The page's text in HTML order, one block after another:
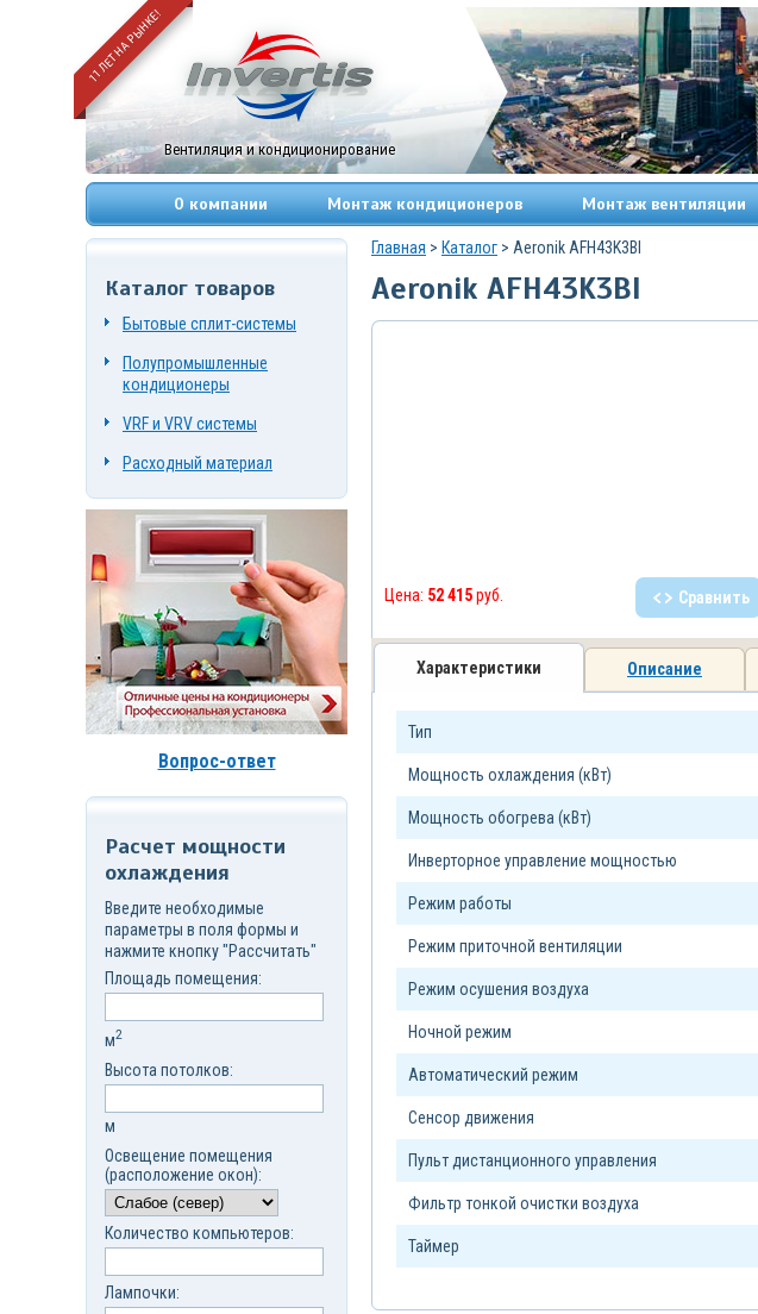
11 ЛЕТ НА РЫНКЕ!
Вентиляция и кондиционирование
О компании Монтаж кондиционеров Монтаж вентиляции
Главная > Каталог > Aeronik AFH43K3BI
Aeronik AFH43K3BI
Цена: 52 415руб. Сравнить
Характеристики Описание
Тип
Мощность охлаждения (кВт)
Мощность обогрева (кВт)
Инверторное управление мощностью
Режим работы
Режим приточной вентиляции
Режим осушения воздуха
Ночной режим
Автоматический режим
Сенсор движения
Пульт дистанционного управления
Фильтр тонкой очистки воздуха
Таймер
Каталог товаров
Бытовые сплит-системы
Полупромышленные
кондиционеры
VRF и VRV системы
Расходный материал
Вопрос-ответ
Расчет мощности
охлаждения
Введите необходимые
параметры в поля формы и
нажмите кнопку "Рассчитать"
Площадь помещения:
м2
Высота потолков:
м
Освещение помещения
(расположение окон):
Количество компьютеров:
Лампочки: